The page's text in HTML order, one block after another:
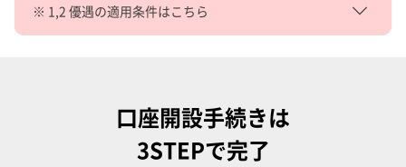
※ 1,2 優遇の適用条件はこちら
口座開設手続きは
3STEPで完了